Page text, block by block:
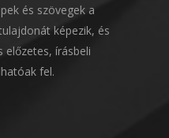
és szövegek a
képezik, és
írásbeli
fel.